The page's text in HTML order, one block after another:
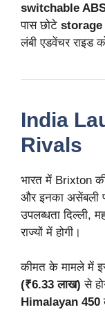
switchable
पास छोटे storage
लंबी एडवेंचर राइड
India
Rivals
भारत में Brixton
और इनका असेंबली
उपलब्धता दिल्ली,
राज्यों में होगी।
कीमत के मामले में
(₹6.33 लाख) से
Himalayan 450